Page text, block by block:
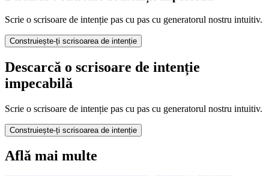
Scrie o scrisoare de intenție pas cu pas cu generatorul nostru intuitiv.
Construiește-ți scrisoarea de intenție
Descarcă o scrisoare de intenție
impecabilă
Scrie o scrisoare de intenție pas cu pas cu generatorul nostru intuitiv.
Construiește-ți scrisoarea de intenție
Află mai multe